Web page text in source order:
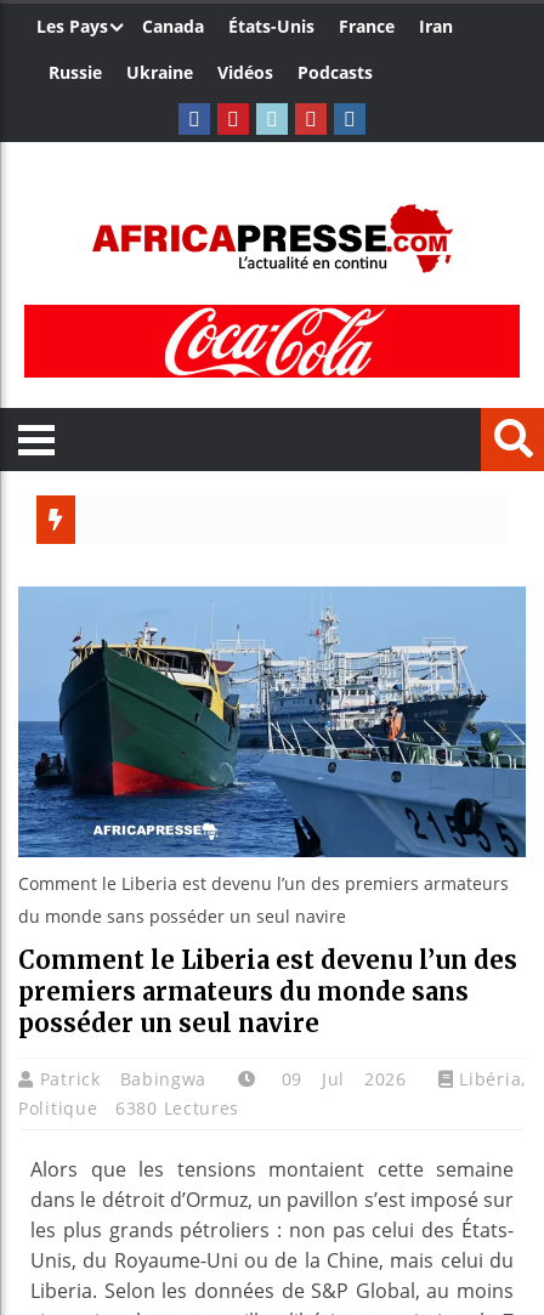
Les Pays Canada États-Unis France
Iran
Russie
Ukraine Vidéos Podcasts
Réforme
Bénin :
Comment le Liberia est devenu l’un des premiers armateurs
du monde sans posséder un seul navire
Comment le Liberia est devenu l’un des
premiers armateurs du monde sans
posséder un seul navire
Patrick Babingwa 09 Jul 2026 Libéria,
Politique
6380 Lectures
Alors que les tensions montaient cette semaine
dans le détroit d’Ormuz, un pavillon s’est imposé sur
les plus grands pétroliers : non pas celui des États-
Unis, du Royaume-Uni ou de la Chine, mais celui du
Liberia. Selon les données de S&P Global, au moins